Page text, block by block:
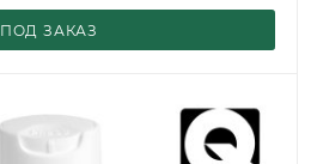
ПОД ЗАКАЗ